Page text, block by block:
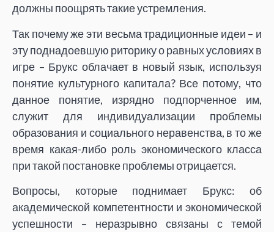
должны поощрять такие устремления.
Так почему же эти весьма традиционные идеи – и
эту поднадоевшую риторику о равных условиях в
игре – Брукс облачает в новый язык, используя
понятие культурного капитала? Все потому, что
данное понятие, изрядно подпорченное им,
служит для индивидуализации проблемы
образования и социального неравенства, в то же
время какая-либо роль экономического класса
при такой постановке проблемы отрицается.
Вопросы, которые поднимает Брукс: об
академической компетентности и экономической
успешности – неразрывно связаны с темой